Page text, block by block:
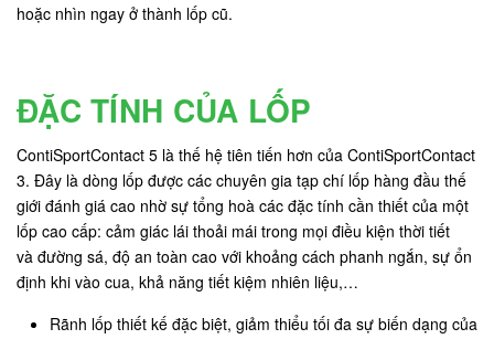
hoặc nhìn ngay ở thành lốp cũ.
ĐẶC TÍNH CỦA LỐP
ContiSportContact 5 là thế hệ tiên tiến hơn của ContiSportContact
3. Đây là dòng lốp được các chuyên gia tạp chí lốp hàng đầu thế
giới đánh giá cao nhờ sự tổng hoà các đặc tính cần thiết của một
lốp cao cấp: cảm giác lái thoải mái trong mọi điều kiện thời tiết
và đường sá, độ an toàn cao với khoảng cách phanh ngắn, sự ổn
định khi vào cua, khả năng tiết kiệm nhiên liệu,…
Rãnh lốp thiết kế đặc biệt, giảm thiểu tối đa sự biến dạng của